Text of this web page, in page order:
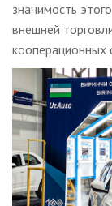
значимость
внешней
кооперационных